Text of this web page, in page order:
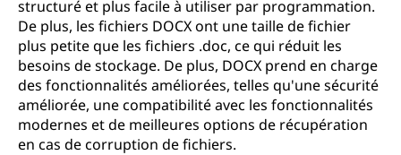
structuré et plus facile à utiliser par programmation.
De plus, les fichiers DOCX ont une taille de fichier
plus petite que les fichiers .doc, ce qui réduit les
besoins de stockage. De plus, DOCX prend en charge
des fonctionnalités améliorées, telles qu'une sécurité
améliorée, une compatibilité avec les fonctionnalités
modernes et de meilleures options de récupération
en cas de corruption de fichiers.